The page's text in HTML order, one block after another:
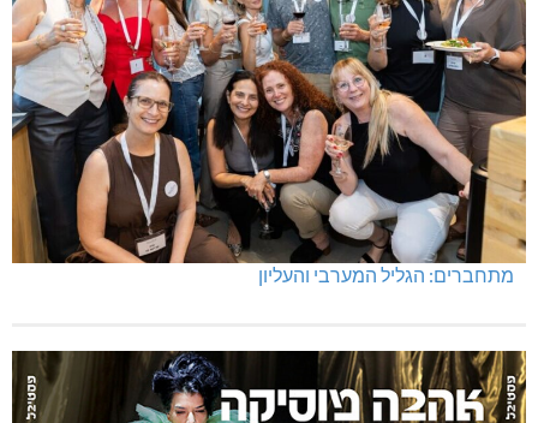
מתחברים: הגליל המערבי והעליון